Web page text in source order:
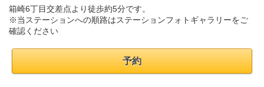
箱崎6丁目交差点より徒歩約5分です。
※当ステーションへの順路はステーションフォトギャラリーをご
確認ください
予約